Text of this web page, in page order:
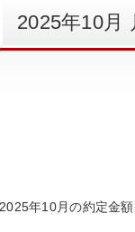
2025年10月
2025年10月の約定金